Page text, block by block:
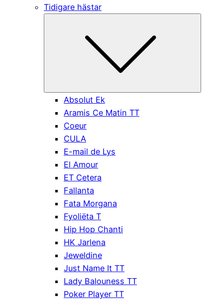
Tidigare hästar
Absolut Ek
Aramis Ce Matin TT
Coeur
CULA
E-mail de Lys
El Amour
ET Cetera
Fallanta
Fata Morgana
Fyoliëta T
Hip Hop Chanti
HK Jarlena
Jeweldine
Just Name It TT
Lady Balouness TT
Poker Player TT